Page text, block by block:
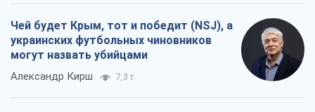
Чей будет Крым, тот и победит (NSJ), а
украинских футбольных чиновников
могут назвать убийцами
Александр Кирш 7,3 т.